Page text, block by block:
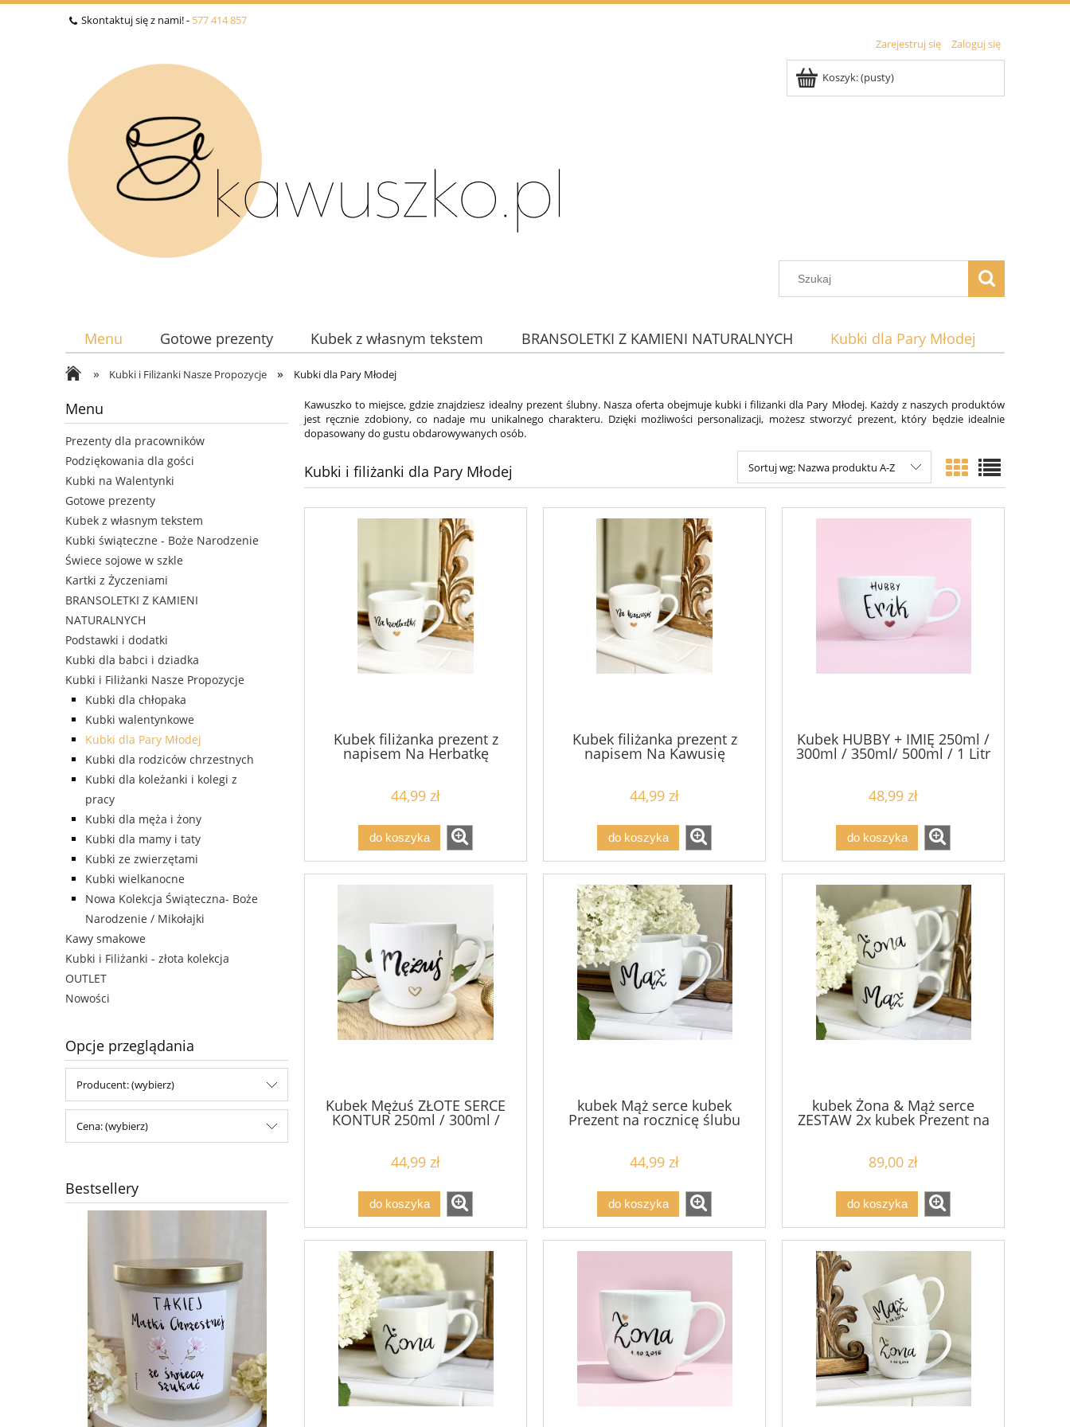
Skontaktuj się z nami! - 577 414 857
Zarejestruj się
Zaloguj się
Koszyk:(pusty)
Menu Gotowe prezenty Kubek z własnym tekstem BRANSOLETKI Z KAMIENI NATURALNYCH
Kubki dla Pary Młodej
Kubki dla męża i żony
Kontakt O nas
» Kubki i Filiżanki Nasze Propozycje » Kubki dla Pary Młodej
Menu
Prezenty dla pracowników
Podziękowania dla gości
Kubki na Walentynki
Gotowe prezenty
Kubek z własnym tekstem
Kubki świąteczne - Boże Narodzenie
Świece sojowe w szkle
Kartki z Życzeniami
BRANSOLETKI Z KAMIENI
NATURALNYCH
Podstawki i dodatki
Kubki dla babci i dziadka
Kubki i Filiżanki Nasze Propozycje
Kubki dla chłopaka
Kubki walentynkowe
Kubki dla Pary Młodej
Kubki dla rodziców chrzestnych
Kubki dla koleżanki i kolegi z
pracy
Kubki dla męża i żony
Kubki dla mamy i taty
Kubki ze zwierzętami
Kubki wielkanocne
Nowa Kolekcja Świąteczna- Boże
Narodzenie / Mikołajki
Kawy smakowe
Kubki i Filiżanki - złota kolekcja
OUTLET
Nowości
Opcje przeglądania
Producent: (wybierz)
Cena: (wybierz)
Bestsellery
Kawuszko to miejsce, gdzie znajdziesz idealny prezent ślubny. Nasza oferta obejmuje kubki i filiżanki dla Pary Młodej. Każdy z naszych produktów
jest ręcznie zdobiony, co nadaje mu unikalnego charakteru. Dzięki możliwości personalizacji, możesz stworzyć prezent, który będzie idealnie
dopasowany do gustu obdarowywanych osób.
Kubki i filiżanki dla Pary Młodej Sortuj wg: Nazwa produktu A-Z
Kubek filiżanka prezent z
napisem Na Herbatkę
44,99 zł
do koszyka
Kubek filiżanka prezent z
napisem Na Kawusię
44,99 zł
do koszyka
Kubek HUBBY + IMIĘ 250ml /
300ml / 350ml/ 500ml / 1 Litr
48,99 zł
do koszyka
Kubek Mężuś ZŁOTE SERCE
KONTUR 250ml / 300ml /
44,99 zł
do koszyka
kubek Mąż serce kubek
Prezent na rocznicę ślubu
pojemność do wyboru
44,99 zł
do koszyka
kubek Żona & Mąż serce
ZESTAW 2x kubek Prezent na
89,00 zł
do koszyka